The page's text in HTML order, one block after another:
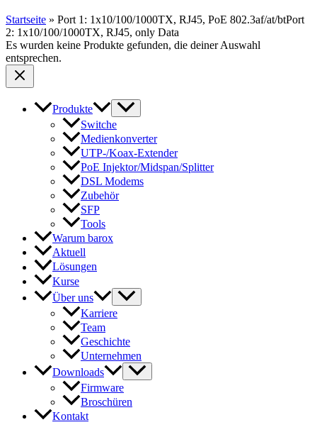
Startseite » Port 1: 1x10/100/1000TX, RJ45, PoE 802.3af/at/btPort
2: 1x10/100/1000TX, RJ45, only Data
Es wurden keine Produkte gefunden, die deiner Auswahl
entsprechen.
Produkte
Switche
Medienkonverter
UTP-/Koax-Extender
PoE Injektor/Midspan/Splitter
DSL Modems
Zubehör
SFP
Tools
Warum barox
Aktuell
Lösungen
Kurse
Über uns
Karriere
Team
Geschichte
Unternehmen
Downloads
Firmware
Broschüren
Kontakt